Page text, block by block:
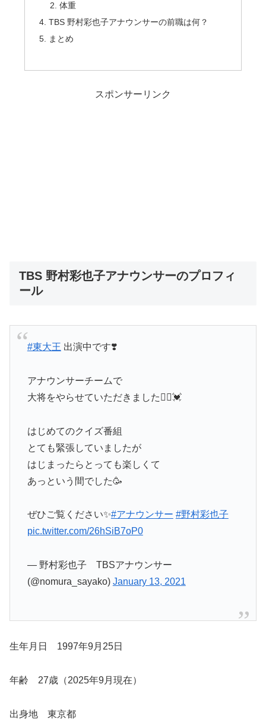
体重
TBS 野村彩也子アナウンサーの前職は何？
まとめ
スポンサーリンク
TBS 野村彩也子アナウンサーのプロフィ
ール
#東大王 出演中です❣️
アナウンサーチームで
大将をやらせていただきました🙇‍♂️💓
はじめてのクイズ番組
とても緊張していましたが
はじまったらとっても楽しくて
あっという間でした🥳
ぜひご覧ください✨#アナウンサー #野村彩也子
pic.twitter.com/26hSiB7oP0
— 野村彩也子 TBSアナウンサー
(@nomura_sayako) January 13, 2021
生年月日 1997年9月25日
年齢 27歳（2025年9月現在）
出身地 東京都